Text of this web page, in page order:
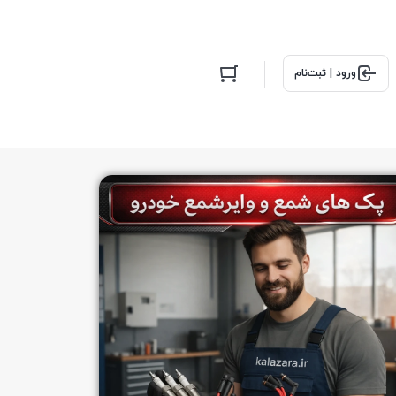
ورود | ثبت‌نام